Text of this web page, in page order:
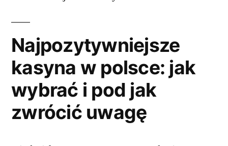
Najpozytywniejsze
kasyna w polsce: jak
wybrać i pod jak
zwrócić uwagę